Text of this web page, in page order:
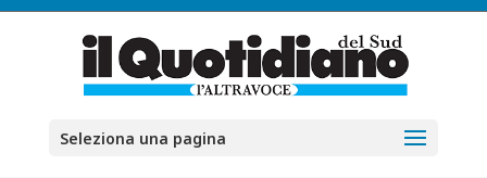
Seleziona una pagina